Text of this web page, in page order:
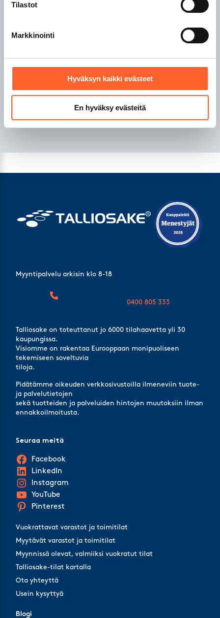
Tilastot
Markkinointi
Hyväksyn kaikki evästeet
En hyväksy evästeitä
Talliosake Tuusula
Talliosake Valkeakoski
Talliosake Vantaa
Talliosake Ylöjärvi
Myyntipalvelu arkisin klo 8-18
0400 805 333
Talliosake on toteuttanut jo 6000 tilahaavetta yli 30
kaupungissa.
Visiomme on rakentaa Eurooppaan monipuoliseen
tekemiseen soveltuvia
tiloja.
Pidätämme oikeuden verkkosivustoilla ilmeneviin tuote-
ja palvelutietojen
sekä tuotteiden ja palveluiden hintojen muutoksiin ilman
ennakkoilmoitusta.
Vuokrattavat varastot ja toimitilat
Myytävät varastot ja toimitilat
Myynnissä olevat, valmiiksi vuokratut tilat
Talliosake-tilat kartalla
Ota yhteyttä
Usein kysyttyä
Blogi
Seuraa meitä
Facebook
LinkedIn
Instagram
YouTube
Pinterest
Blogi